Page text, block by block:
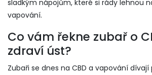
sladkým nápojům, které si rády lehnou
vapování.
Co vám řekne zubař o
zdraví úst?
Zubaři se dnes na CBD a vapování dívají